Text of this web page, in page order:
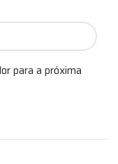
para a próxima